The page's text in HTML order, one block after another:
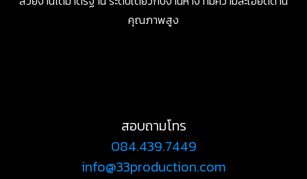
คุณภาพสูง
สอบถามโทร
084.439.7449
info@33production.com